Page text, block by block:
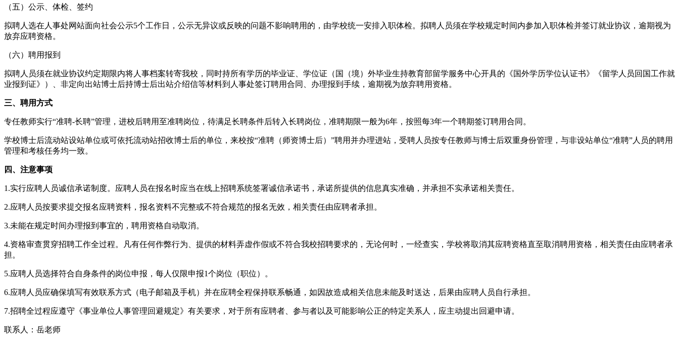
（五）公示、体检、签约
拟聘人选在人事处网站面向社会公示5个工作日，公示无异议或反映的问题不影响聘用的，由学校统一安排入职体检。拟聘人员须在学校规定时间内参加入职体检并签订就业协议，逾期视为
放弃应聘资格。
（六）聘用报到
拟聘人员须在就业协议约定期限内将人事档案转寄我校，同时持所有学历的毕业证、学位证（国（境）外毕业生持教育部留学服务中心开具的《国外学历学位认证书》《留学人员回国工作就
业报到证》）、非定向出站博士后持博士后出站介绍信等材料到人事处签订聘用合同、办理报到手续，逾期视为放弃聘用资格。
三、聘用方式
专任教师实行“准聘-长聘”管理，进校后聘用至准聘岗位，待满足长聘条件后转入长聘岗位，准聘期限一般为6年，按照每3年一个聘期签订聘用合同。
学校博士后流动站设站单位或可依托流动站招收博士后的单位，来校按“准聘（师资博士后）”聘用并办理进站，受聘人员按专任教师与博士后双重身份管理，与非设站单位“准聘”人员的聘用
管理和考核任务均一致。
四、注意事项
1.实行应聘人员诚信承诺制度。应聘人员在报名时应当在线上招聘系统签署诚信承诺书，承诺所提供的信息真实准确，并承担不实承诺相关责任。
2.应聘人员按要求提交报名应聘资料，报名资料不完整或不符合规范的报名无效，相关责任由应聘者承担。
3.未能在规定时间办理报到事宜的，聘用资格自动取消。
4.资格审查贯穿招聘工作全过程。凡有任何作弊行为、提供的材料弄虚作假或不符合我校招聘要求的，无论何时，一经查实，学校将取消其应聘资格直至取消聘用资格，相关责任由应聘者承
担。
5.应聘人员选择符合自身条件的岗位申报，每人仅限申报1个岗位（职位）。
6.应聘人员应确保填写有效联系方式（电子邮箱及手机）并在应聘全程保持联系畅通，如因故造成相关信息未能及时送达，后果由应聘人员自行承担。
7.招聘全过程应遵守《事业单位人事管理回避规定》有关要求，对于所有应聘者、参与者以及可能影响公正的特定关系人，应主动提出回避申请。
联系人：岳老师